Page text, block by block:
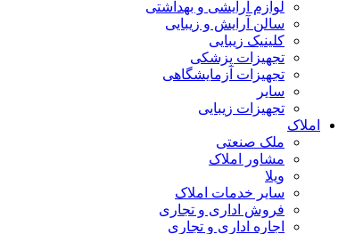
لوازم آرایشی و بهداشتی
سالن آرایش و زیبایی
کلینیک زیبایی
تجهیزات پزشکی
تجهیزات آزمایشگاهی
سایر
تجهیزات زیبایی
املاک
ملک صنعتی
مشاور املاک
ویلا
سایر خدمات املاک
فروش اداری و تجاری
اجاره اداری و تجاری